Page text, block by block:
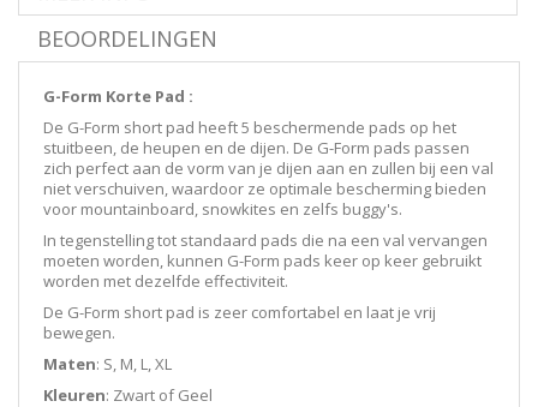
BEOORDELINGEN
G-Form Korte Pad :
De G-Form short pad heeft 5 beschermende pads op het
stuitbeen, de heupen en de dijen. De G-Form pads passen
zich perfect aan de vorm van je dijen aan en zullen bij een val
niet verschuiven, waardoor ze optimale bescherming bieden
voor mountainboard, snowkites en zelfs buggy's.
In tegenstelling tot standaard pads die na een val vervangen
moeten worden, kunnen G-Form pads keer op keer gebruikt
worden met dezelfde effectiviteit.
De G-Form short pad is zeer comfortabel en laat je vrij
bewegen.
Maten: S, M, L, XL
Kleuren: Zwart of Geel